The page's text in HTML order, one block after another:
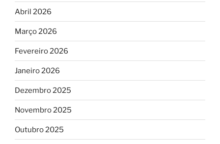
Abril 2026
Março 2026
Fevereiro 2026
Janeiro 2026
Dezembro 2025
Novembro 2025
Outubro 2025